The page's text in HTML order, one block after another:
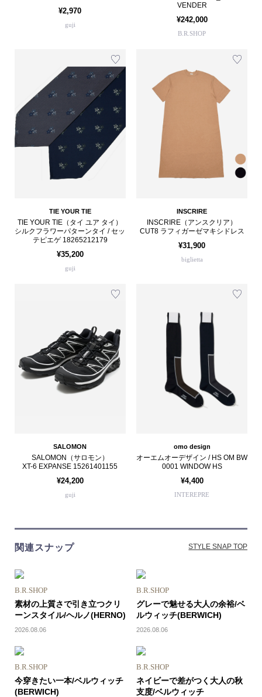
¥2,970
guji
VENDER
¥242,000
B.R.SHOP
TIE YOUR TIE
TIE YOUR TIE（タイ ユア タイ）
シルクフラワーパターンタイ / セッ
テピエゲ 18265212179
¥35,200
guji
INSCRIRE
INSCRIRE（アンスクリア）
CUT8 ラフィガーゼマキシドレス
¥31,900
biglietta
SALOMON
SALOMON（サロモン）
XT-6 EXPANSE 15261401155
¥24,200
guji
omo design
オーエムオーデザイン / HS OM BW
0001 WINDOW HS
¥4,400
INTEREPRE
関連スナップ STYLE SNAP TOP
B.R.SHOP
素材の上質さで引き立つクリ
ーンスタイル/ヘルノ(HERNO)
2026.08.06
B.R.SHOP
グレーで魅せる大人の余裕/ベ
ルウィッチ(BERWICH)
2026.08.06
B.R.SHOP
今穿きたい一本/ベルウィッチ
(BERWICH)
B.R.SHOP
ネイビーで差がつく大人の秋
支度/ベルウィッチ